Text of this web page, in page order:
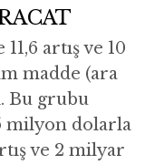
artış ve 10
madde (ara
Bu grubu
milyon dolarla
ve 2 milyar